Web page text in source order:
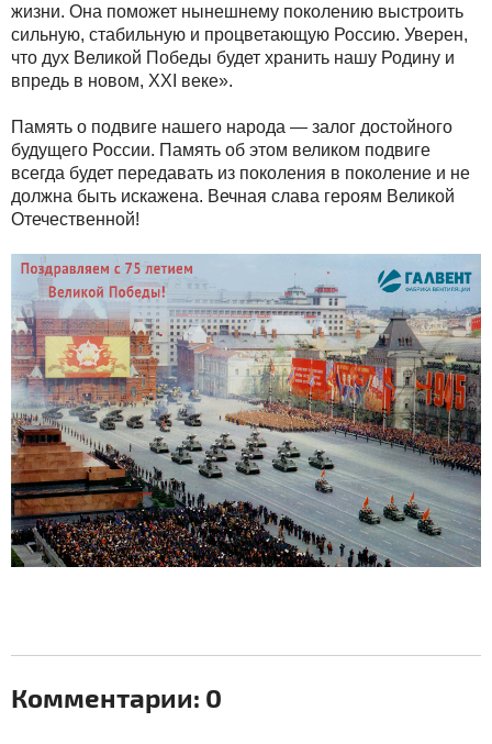
жизни. Она поможет нынешнему поколению выстроить
сильную, стабильную и процветающую Россию. Уверен,
что дух Великой Победы будет хранить нашу Родину и
впредь в новом, XXI веке».
Память о подвиге нашего народа — залог достойного
будущего России. Память об этом великом подвиге
всегда будет передавать из поколения в поколение и не
должна быть искажена. Вечная слава героям Великой
Отечественной!
Комментарии: 0